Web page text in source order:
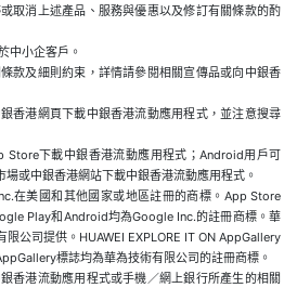
取消上述產品、服務與優惠以及修訂有關條款的酌
中小企客戶。
款及細則約束，詳情請參閱相關宣傳品或向中銀香
香港網頁下載中銀香港流動應用程式，並注意搜尋
Store下載中銀香港流動應用程式；Android用戶可
或中銀香港網站下載中銀香港流動應用程式。
在美國和其他國家或地區註冊的商標。App Store
Play和Android均為Google Inc.的註冊商標。華
公司提供。HUAWEI EXPLORE IT ON AppGallery
標誌均為華為技術有限公司的註冊商標。
香港流動應用程式或手機／網上銀行所產生的相關